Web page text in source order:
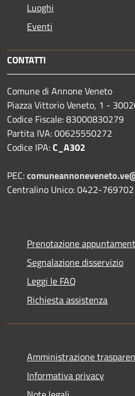
Luoghi
Eventi
CONTATTI
Comune di Annone Veneto
Piazza Vittorio Veneto, 1 -
Codice Fiscale: 83000830279
Partita IVA: 00625550272
Codice IPA:C_A302
PEC:
Centralino Unico: 0422-769702
Prenotazione
Segnalazione disservizio
Leggi le FAQ
Richiesta assistenza
Amministrazione
Informativa privacy